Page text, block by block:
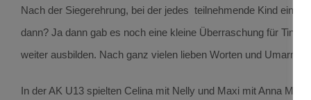
Nach der Siegerehrung, bei der jedes teilnehmende Kind
dann? Ja dann gab es noch eine kleine Überraschung für Tina
weiter ausbilden. Nach ganz vielen lieben Worten und
In der AK U13 spielten Celina mit Nelly und Maxi mit Anna Marie.